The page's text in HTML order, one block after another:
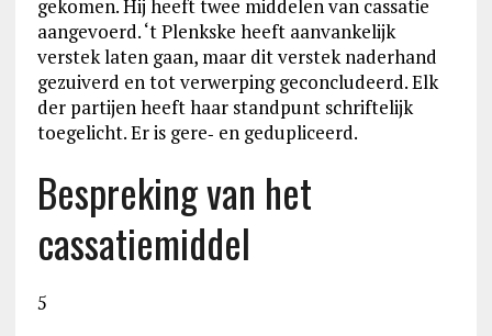
gekomen. Hij heeft twee middelen van cassatie
aangevoerd. ‘t Plenkske heeft aanvankelijk
verstek laten gaan, maar dit verstek naderhand
gezuiverd en tot verwerping geconcludeerd. Elk
der partijen heeft haar standpunt schriftelijk
toegelicht. Er is gere‑ en gedupliceerd.
Bespreking van het
cassatiemiddel
5